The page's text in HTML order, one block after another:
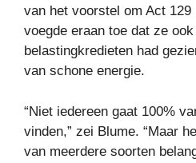
van het voorstel om Act
voegde eraan toe dat ze
belastingkredieten had
van schone energie.
“Niet iedereen gaat 100%
vinden,” zei Blume. “Maar
van meerdere soorten